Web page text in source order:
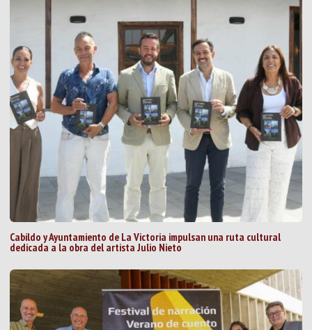
Cabildo y Ayuntamiento de La Victoria impulsan una ruta cultural
dedicada a la obra del artista Julio Nieto